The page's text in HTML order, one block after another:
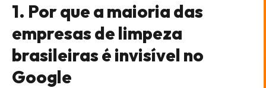
1. Por que a maioria das
empresas de limpeza
brasileiras é invisível no
Google